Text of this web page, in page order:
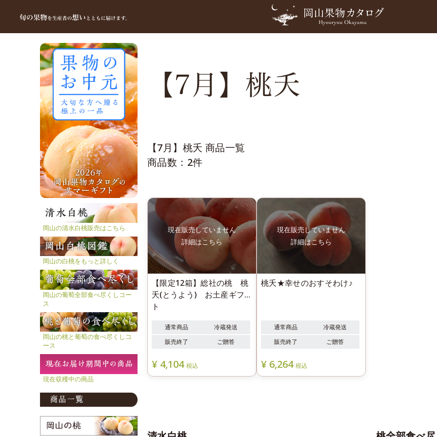
岡山の清水白桃販売はこちら
岡山の白桃をもっと詳しく
岡山の葡萄全部食べ尽くしコー
ス
岡山の桃と葡萄の食べ尽くしコ
ース
現在収穫中の商品
【7月】桃夭
【7月】桃夭 商品一覧
商品数：2件
【限定12箱】総社の桃 桃
夭(とうよう) お土産ギフ
ト
通常商品
冷蔵発送
販売終了
ご贈答
¥ 4,104 税込
桃夭★幸せのおすそわけ♪
通常商品
冷蔵発送
販売終了
ご贈答
¥ 6,264 税込